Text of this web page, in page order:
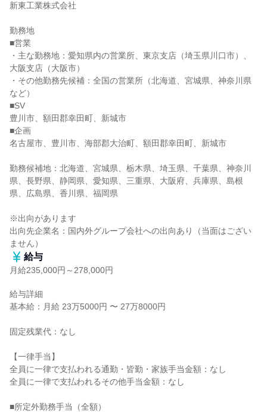
新東工業株式会社
勤務地
■営業
・主な勤務地：愛知県内の営業所、東京支店（埼玉県川口市）、
大阪支店（大阪市）
・その他勤務先候補：全国の営業所（北海道、宮城県、神奈川県
など）
■SV
豊川市、額田郡幸田町、新城市
■企画
名古屋市、豊川市、海部郡大治町、額田郡幸田町、新城市
勤務候補地：北海道、宮城県、栃木県、埼玉県、千葉県、神奈川
県、長野県、静岡県、愛知県、三重県、大阪府、兵庫県、島根
県、広島県、香川県、福岡県
※出向があります
出向先企業名：国内外グループ会社への出向あり（当面はござい
ません）
給与
月給235,000円～278,000円
給与詳細
基本給：月給 23万5000円 〜 27万8000円
固定残業代：なし
【一律手当】
全員に一律で支払われる通勤・皆勤・家族手当金額：なし
全員に一律で支払われるその他手当金額：なし
■所定外勤務手当（全額）